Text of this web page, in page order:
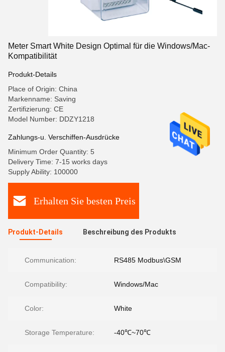
Meter Smart White Design Optimal für die Windows/Mac-
Kompatibilität
Produkt-Details
Place of Origin: China
Markenname: Saving
Zertifizierung: CE
Model Number: DDZY1218
Zahlungs-u. Verschiffen-Ausdrücke
Minimum Order Quantity: 5
Delivery Time: 7-15 works days
Supply Ability: 100000
Erhalten Sie besten Preis
Produkt-Details Beschreibung des Produkts
Communication: RS485 Modbus\GSM
Compatibility: Windows/Mac
Color: White
Storage Temperature: -40℃~70℃